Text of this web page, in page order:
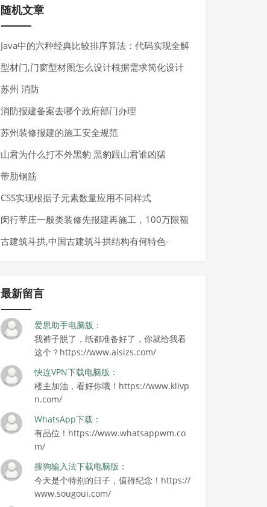
随机文章
Java中的六种经典比较排序算法：代码实现全解
析
型材门,门窗型材图怎么设计根据需求简化设计
苏州 消防
消防报建备案去哪个政府部门办理
苏州装修报建的施工安全规范
山君为什么打不外黑豹 黑豹跟山君谁凶猛
带肋钢筋
CSS实现根据子元素数量应用不同样式
闵行莘庄一般类装修先报建再施工，100万限额
以下小型建设工程报建指南
古建筑斗拱,中国古建筑斗拱结构有何特色-
最新留言
爱思助手电脑版：
我裤子脱了，纸都准备好了，你就给我看
这个？https://www.aisizs.com/
快连VPN下载电脑版：
楼主加油，看好你哦！https://www.klivp
n.com/
WhatsApp下载：
有品位！https://www.whatsappwm.co
m/
搜狗输入法下载电脑版：
今天是个特别的日子，值得纪念！https://
www.sougoui.com/